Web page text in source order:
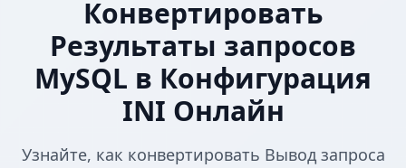
Конвертировать
Результаты запросов
MySQL в Конфигурация
INI Онлайн
Узнайте, как конвертировать Вывод запроса